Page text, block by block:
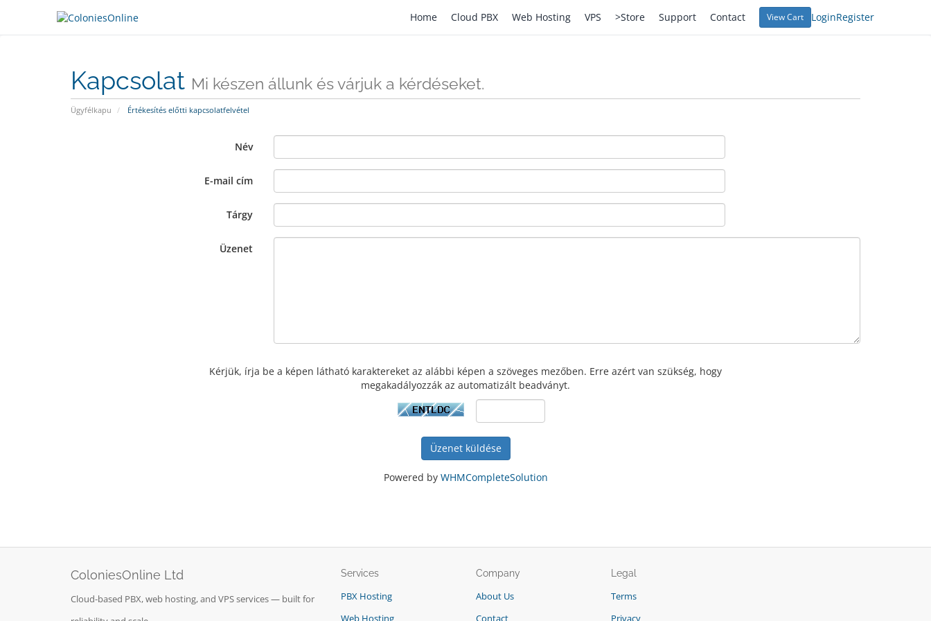
Home Cloud PBX Web Hosting VPS >Store Support Contact View Cart LoginRegister
Kapcsolat Mi készen állunk és várjuk a kérdéseket.
Ügyfélkapu Értékesítés előtti kapcsolatfelvétel
Név
E-mail cím
Tárgy
Üzenet
Kérjük, írja be a képen látható karaktereket az alábbi képen a szöveges mezőben. Erre azért van szükség, hogy
megakadályozzák az automatizált beadványt.
Üzenet küldése
Powered by WHMCompleteSolution
ColoniesOnline Ltd
Cloud-based PBX, web hosting, and VPS services — built for
Services
PBX Hosting
Web Hosting
Company
About Us
Contact
Legal
Terms
Privacy